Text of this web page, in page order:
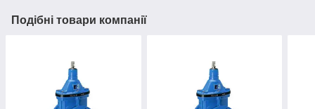
Подібні товари компанії